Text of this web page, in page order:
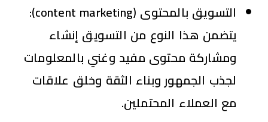
التسويق بالمحتوى (content marketing)
:
يتضمن هذا النوع من التسويق إنشاء
ومشاركة محتوى مفيد وغني بالمعلومات
لجذب الجمهور وبناء الثقة وخلق علاقات
مع العملاء المحتملين.